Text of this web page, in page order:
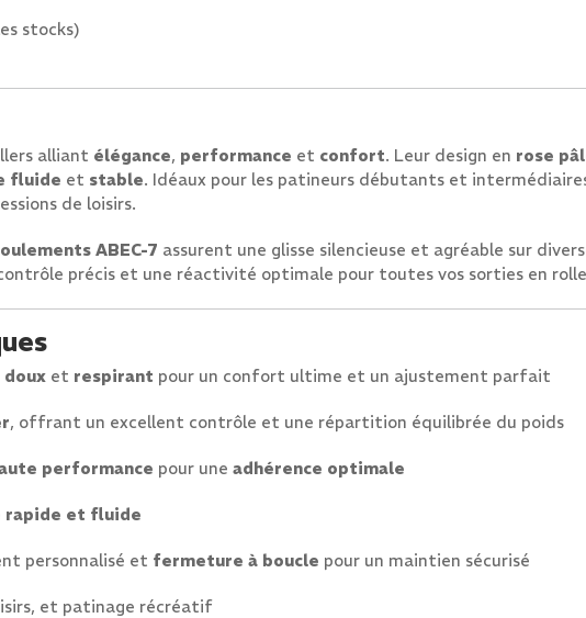
stocks)
alliant élégance, performance et confort. Leur design en rose
fluide et stable. Idéaux pour les patineurs débutants et
de loisirs.
ABEC-7 assurent une glisse silencieuse et agréable sur
précis et une réactivité optimale pour toutes vos sorties en
et respirant pour un confort ultime et un ajustement parfait
, offrant un excellent contrôle et une répartition équilibrée du poids
performance pour une adhérence optimale
rapide et fluide
personnalisé et fermeture à boucle pour un maintien sécurisé
et patinage récréatif